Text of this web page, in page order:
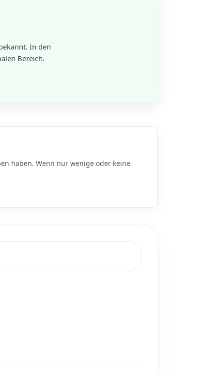
In den
Bereich.
haben. Wenn nur wenige oder keine